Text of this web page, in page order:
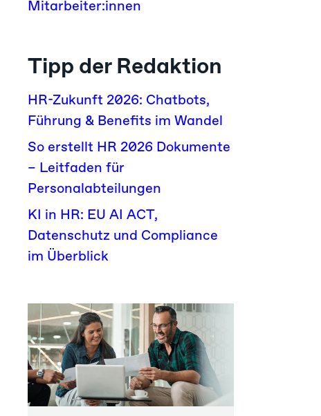
Mitarbeiter:innen
Tipp der Redaktion
HR-Zukunft 2026: Chatbots,
Führung & Benefits im Wandel
So erstellt HR 2026 Dokumente
– Leitfaden für
Personalabteilungen
KI in HR: EU AI ACT,
Datenschutz und Compliance
im Überblick